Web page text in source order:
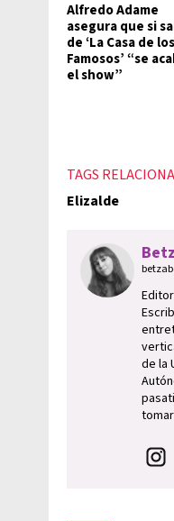
Alfredo Adame
asegura que si
de ‘La Casa de los
Famosos’ “se
el show”
TAGS
Elizalde
de la